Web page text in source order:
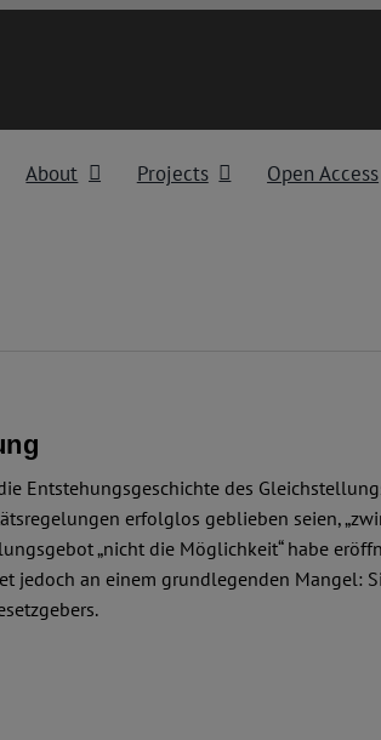
About Projects Open Access
Entstehungsgeschichte des
erfolglos geblieben seien,
„nicht die Möglichkeit“ habe
jedoch an einem grundlegenden Mangel: